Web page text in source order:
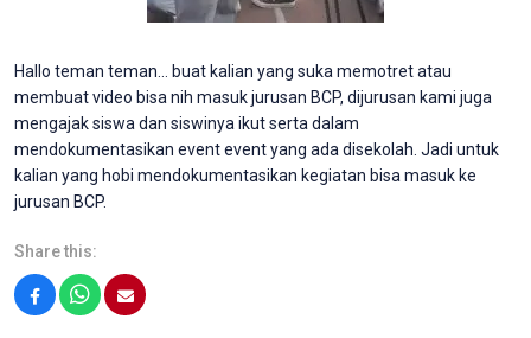
Hallo teman teman… buat kalian yang suka memotret atau
membuat video bisa nih masuk jurusan BCP, dijurusan kami juga
mengajak siswa dan siswinya ikut serta dalam
mendokumentasikan event event yang ada disekolah. Jadi untuk
kalian yang hobi mendokumentasikan kegiatan bisa masuk ke
jurusan BCP.
Share this: